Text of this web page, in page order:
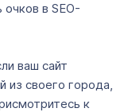
в SEO-
ваш сайт
из своего города,
к